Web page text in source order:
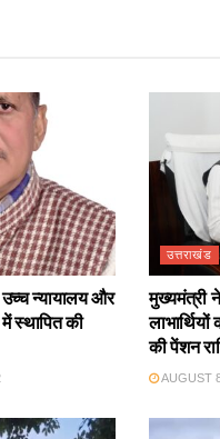
न्यायालय और
स्थापित की
उत्तराखंड
मुख्यमंत्री
की पेंशन
AUGUST